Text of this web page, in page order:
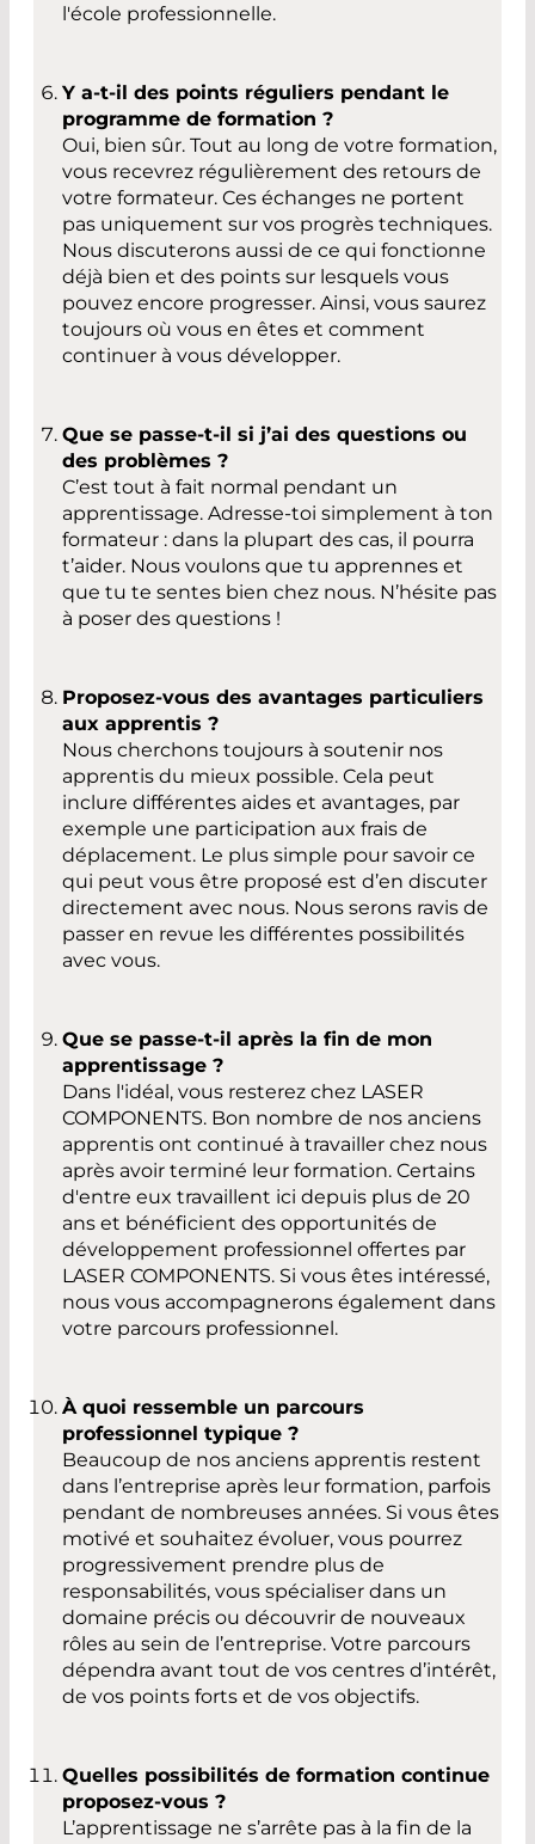
l'école professionnelle.
Y a-t-il des points réguliers pendant le
programme de formation ?
Oui, bien sûr. Tout au long de votre formation,
vous recevrez régulièrement des retours de
votre formateur. Ces échanges ne portent
pas uniquement sur vos progrès techniques.
Nous discuterons aussi de ce qui fonctionne
déjà bien et des points sur lesquels vous
pouvez encore progresser. Ainsi, vous saurez
toujours où vous en êtes et comment
continuer à vous développer.
Que se passe-t-il si j’ai des questions ou
des problèmes ?
C’est tout à fait normal pendant un
apprentissage. Adresse-toi simplement à ton
formateur : dans la plupart des cas, il pourra
t’aider. Nous voulons que tu apprennes et
que tu te sentes bien chez nous. N’hésite pas
à poser des questions !
Proposez-vous des avantages particuliers
aux apprentis ?
Nous cherchons toujours à soutenir nos
apprentis du mieux possible. Cela peut
inclure différentes aides et avantages, par
exemple une participation aux frais de
déplacement. Le plus simple pour savoir ce
qui peut vous être proposé est d’en discuter
directement avec nous. Nous serons ravis de
passer en revue les différentes possibilités
avec vous.
Que se passe-t-il après la fin de mon
apprentissage ?
Dans l'idéal, vous resterez chez LASER
COMPONENTS. Bon nombre de nos anciens
apprentis ont continué à travailler chez nous
après avoir terminé leur formation. Certains
d'entre eux travaillent ici depuis plus de 20
ans et bénéficient des opportunités de
développement professionnel offertes par
LASER COMPONENTS. Si vous êtes intéressé,
nous vous accompagnerons également dans
votre parcours professionnel.
À quoi ressemble un parcours
professionnel typique ?
Beaucoup de nos anciens apprentis restent
dans l’entreprise après leur formation, parfois
pendant de nombreuses années. Si vous êtes
motivé et souhaitez évoluer, vous pourrez
progressivement prendre plus de
responsabilités, vous spécialiser dans un
domaine précis ou découvrir de nouveaux
rôles au sein de l’entreprise. Votre parcours
dépendra avant tout de vos centres d’intérêt,
de vos points forts et de vos objectifs.
Quelles possibilités de formation continue
proposez-vous ?
L’apprentissage ne s’arrête pas à la fin de la